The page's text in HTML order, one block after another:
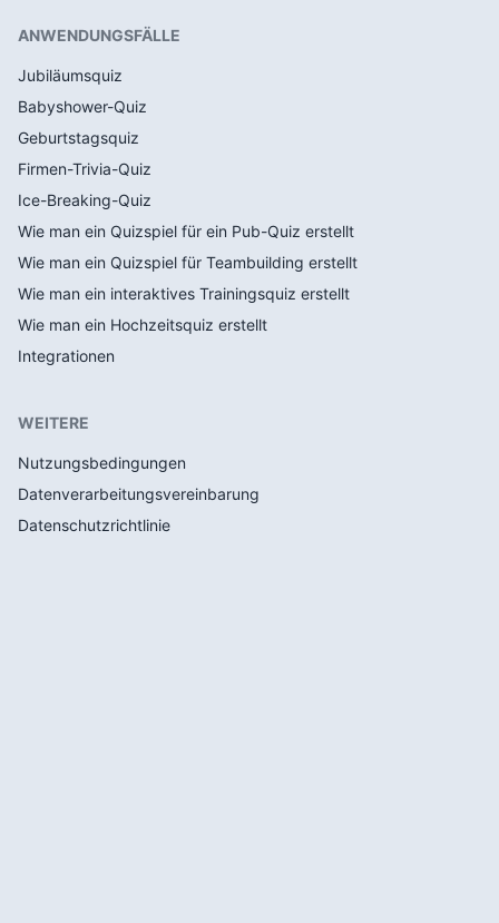
ANWENDUNGSFÄLLE
Jubiläumsquiz
Babyshower-Quiz
Geburtstagsquiz
Firmen-Trivia-Quiz
Ice-Breaking-Quiz
Wie man ein Quizspiel für ein Pub-Quiz erstellt
Wie man ein Quizspiel für Teambuilding erstellt
Wie man ein interaktives Trainingsquiz erstellt
Wie man ein Hochzeitsquiz erstellt
Integrationen
WEITERE
Nutzungsbedingungen
Datenverarbeitungsvereinbarung
Datenschutzrichtlinie